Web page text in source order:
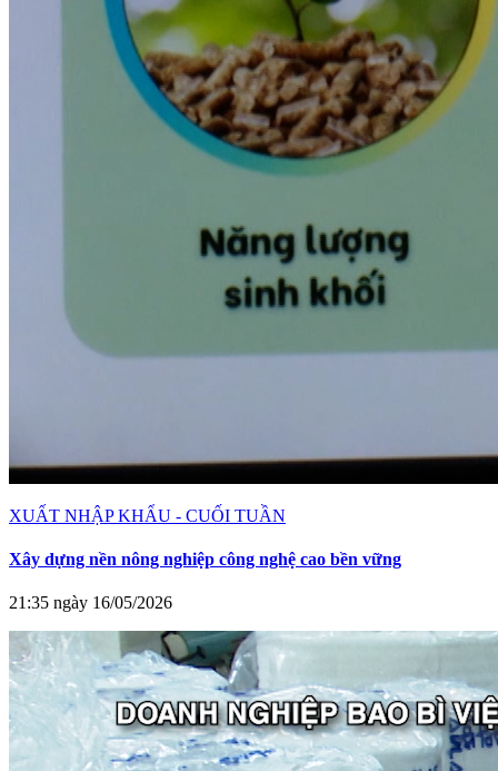
XUẤT NHẬP KHẨU - CUỐI TUẦN
Xây dựng nền nông nghiệp công nghệ cao bền vững
21:35 ngày 16/05/2026